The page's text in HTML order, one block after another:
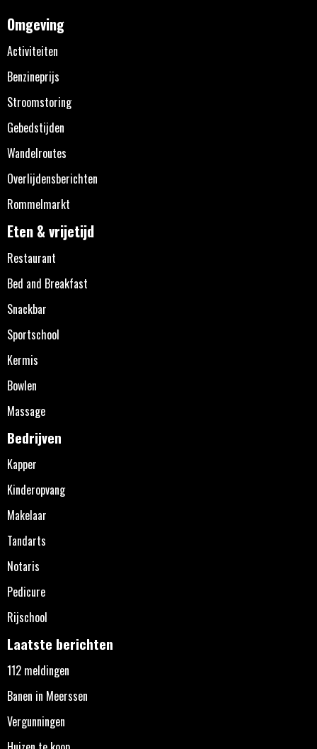
Omgeving
Activiteiten
Benzineprijs
Stroomstoring
Gebedstijden
Wandelroutes
Overlijdensberichten
Rommelmarkt
Eten & vrijetijd
Restaurant
Bed and Breakfast
Snackbar
Sportschool
Kermis
Bowlen
Massage
Bedrijven
Kapper
Kinderopvang
Makelaar
Tandarts
Notaris
Pedicure
Rijschool
Laatste berichten
112 meldingen
Banen in Meerssen
Vergunningen